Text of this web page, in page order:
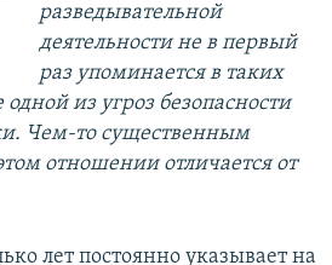
разведывательной
деятельности не в первый
раз упоминается в таких
из угроз безопасности
Чем-то существенным
отношении отличается от
лет постоянно указывает на